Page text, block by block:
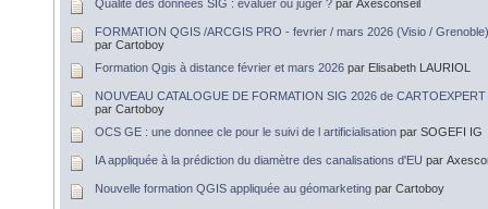
Qualité des données SIG : évaluer ou juger ? par Axesconseil
FORMATION QGIS /ARCGIS PRO - fevrier / mars 2026 (Visio /
par Cartoboy
Formation Qgis à distance février et mars 2026 par Elisabeth LAURIOL
NOUVEAU CATALOGUE DE FORMATION SIG 2026 de CARTOEXPERT
par Cartoboy
OCS GE : une donnee cle pour le suivi de l artificialisation par SOGEFI IG
IA appliquée à la prédiction du diamètre des canalisations d'EU par
Nouvelle formation QGIS appliquée au géomarketing par Cartoboy